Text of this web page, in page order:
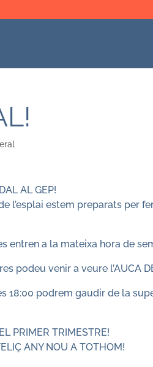
AL GEP!
l’esplai estem preparats per
entren a la mateixa hora de
podeu venir a veure l’AUCA
18:00 podrem gaudir de la
PRIMER TRIMESTRE!
ANY NOU A TOTHOM!